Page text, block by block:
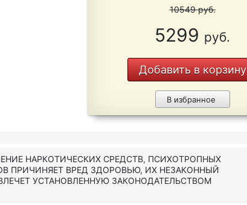
10549руб.
5299 руб.
Добавить в корзину
В избранное
НАРКОТИЧЕСКИХ СРЕДСТВ, ПСИХОТРОПНЫХ
ПРИЧИНЯЕТ ВРЕД ЗДОРОВЬЮ, ИХ НЕЗАКОННЫЙ
УСТАНОВЛЕННУЮ ЗАКОНОДАТЕЛЬСТВОМ